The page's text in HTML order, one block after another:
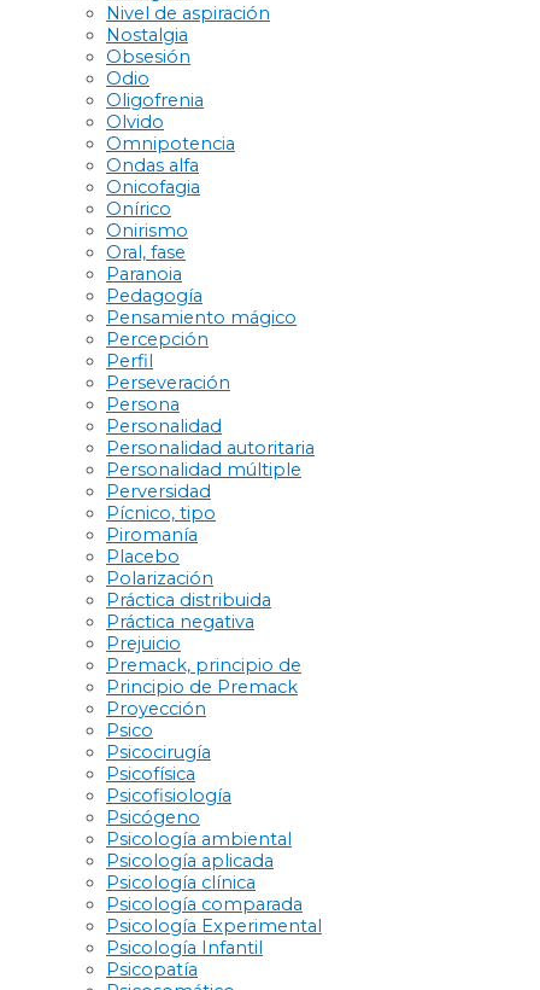
Nivel de aspiración
Nostalgia
Obsesión
Odio
Oligofrenia
Olvido
Omnipotencia
Ondas alfa
Onicofagia
Onírico
Onirismo
Oral, fase
Paranoia
Pedagogía
Pensamiento mágico
Percepción
Perfil
Perseveración
Persona
Personalidad
Personalidad autoritaria
Personalidad múltiple
Perversidad
Pícnico, tipo
Piromanía
Placebo
Polarización
Práctica distribuida
Práctica negativa
Prejuicio
Premack, principio de
Principio de Premack
Proyección
Psico
Psicocirugía
Psicofísica
Psicofisiología
Psicógeno
Psicología ambiental
Psicología aplicada
Psicología clínica
Psicología comparada
Psicología Experimental
Psicología Infantil
Psicopatía